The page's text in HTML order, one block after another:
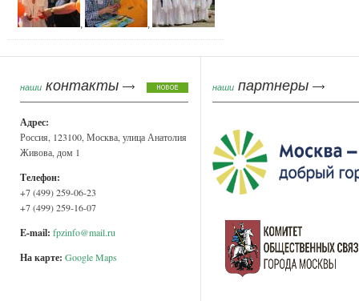
, ,
наши контакты
Адрес:
Россия, 123100, Москва, улица Анатолия
Живова, дом 1
Телефон:
+7 (499) 259-06-23
+7 (499) 259-16-07
E-mail: fpzinfo@mail.ru
На карте: Google Maps
наши партнеры